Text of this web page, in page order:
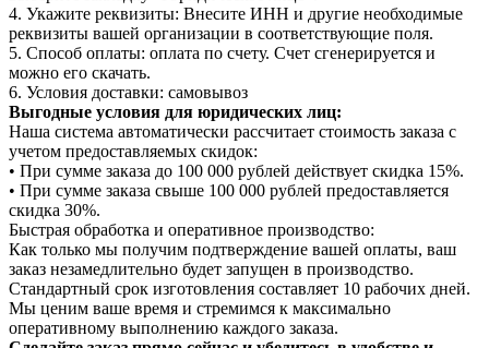
4. Укажите реквизиты: Внесите ИНН и другие необходимые
реквизиты вашей организации в соответствующие поля.
5. Способ оплаты: оплата по счету. Счет сгенерируется и
можно его скачать.
6. Условия доставки: самовывоз
Выгодные условия для юридических лиц:
Наша система автоматически рассчитает стоимость заказа с
учетом предоставляемых скидок:
• При сумме заказа до 100 000 рублей действует скидка 15%.
• При сумме заказа свыше 100 000 рублей предоставляется
скидка 30%.
Быстрая обработка и оперативное производство:
Как только мы получим подтверждение вашей оплаты, ваш
заказ незамедлительно будет запущен в производство.
Стандартный срок изготовления составляет 10 рабочих дней.
Мы ценим ваше время и стремимся к максимально
оперативному выполнению каждого заказа.